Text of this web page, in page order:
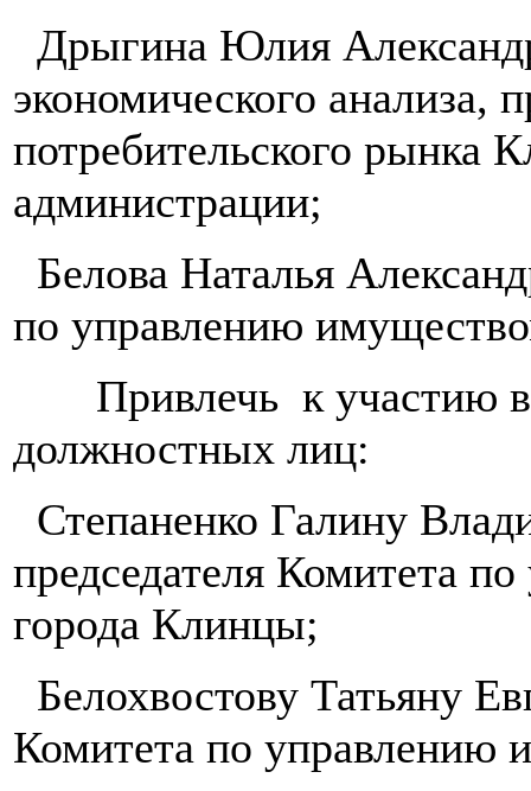
Дрыгина Юлия
экономического анализа,
потребительского рынка
администрации;
Белова Наталья
по управлению
Привлечь к участию в
должностных лиц:
Степаненко Галину
председателя Комитета
города Клинцы;
Белохвостову Татьяну
Комитета по управлению